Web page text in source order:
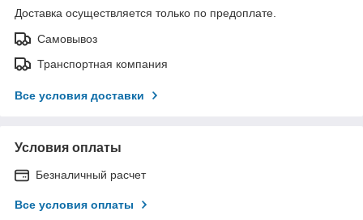
Доставка осуществляется только по предоплате.
Самовывоз
Транспортная компания
Все условия доставки
Условия оплаты
Безналичный расчет
Все условия оплаты